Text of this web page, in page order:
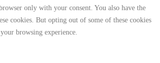
only with your consent. You also have the
cookies. But opting out of some of these cookies
browsing experience.